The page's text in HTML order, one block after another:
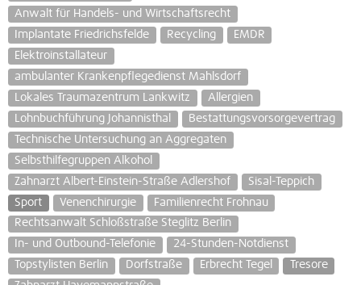
Anwalt für Handels- und Wirtschaftsrecht
Implantate Friedrichsfelde
Recycling
EMDR
Elektroinstallateur
ambulanter Krankenpflegedienst Mahlsdorf
Lokales Traumazentrum Lankwitz
Allergien
Lohnbuchführung Johannisthal
Bestattungsvorsorgevertrag
Technische Untersuchung an Aggregaten
Selbsthilfegruppen Alkohol
Zahnarzt Albert-Einstein-Straße Adlershof
Sisal-Teppich
Sport
Venenchirurgie
Familienrecht Frohnau
Rechtsanwalt Schloßstraße Steglitz Berlin
In- und Outbound-Telefonie
24-Stunden-Notdienst
Topstylisten Berlin
Dorfstraße Erbrecht Tegel
Tresore